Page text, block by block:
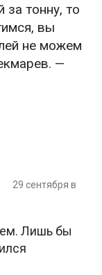
за тонну, то
вы
не можем
—
29 сентября в
Лишь бы